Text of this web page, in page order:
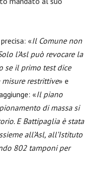
«Il Comune non
l’Asl può revocare la
se il primo test dice
misure restrittive» e
«Il piano
di massa si
E Battipaglia è stata
all’Asl, all’Istituto
802 tamponi per